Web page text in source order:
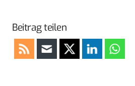
Beitrag teilen